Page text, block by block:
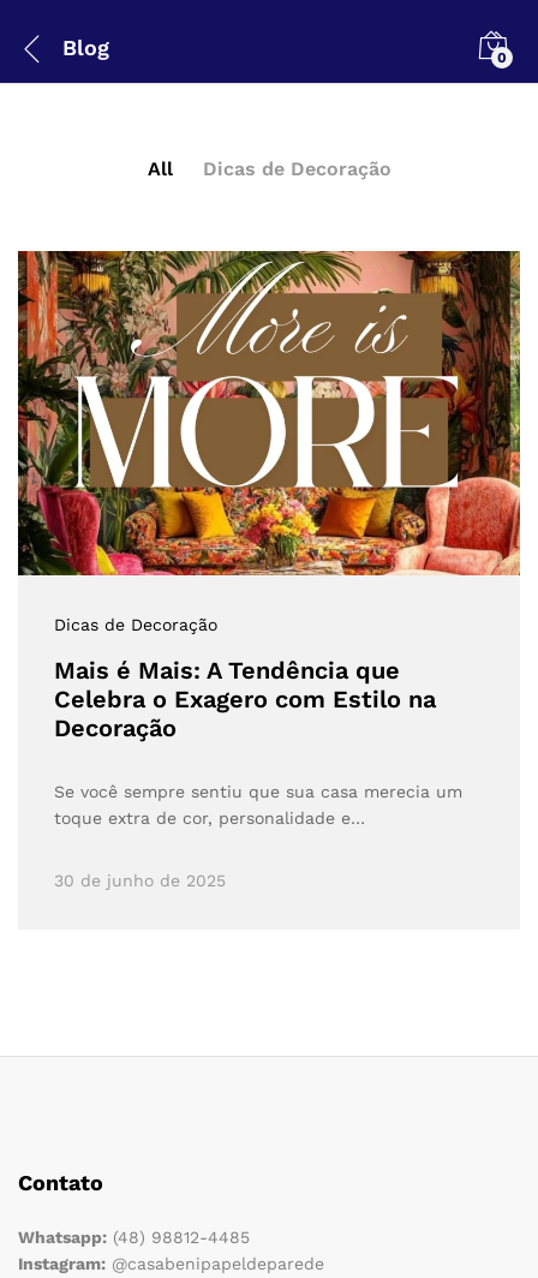
Blog 0
All Dicas de Decoração
Dicas de Decoração
Mais é Mais: A Tendência que
Celebra o Exagero com Estilo na
Decoração
Se você sempre sentiu que sua casa merecia um
toque extra de cor, personalidade e…
30 de junho de 2025
Contato
Whatsapp: (48) 98812-4485
Instagram: @casabenipapeldeparede